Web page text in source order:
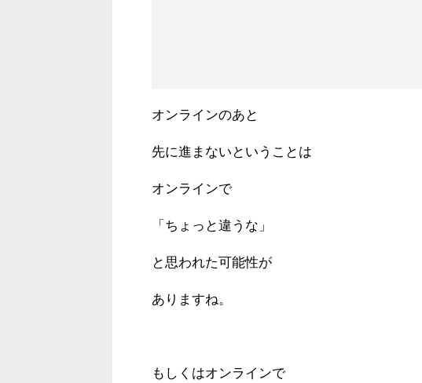
オンラインのあと
先に進まないということは
オンラインで
「ちょっと違うな」
と思われた可能性が
ありますね。
もしくはオンラインで